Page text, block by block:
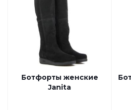
Ботфорты женские
Janita